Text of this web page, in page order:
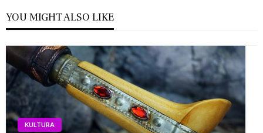
YOU MIGHT ALSO LIKE
KULTURA